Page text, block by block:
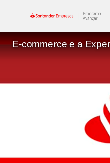
E-commerce e a